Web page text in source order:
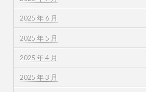
2025 年 6 月
2025 年 5 月
2025 年 4 月
2025 年 3 月